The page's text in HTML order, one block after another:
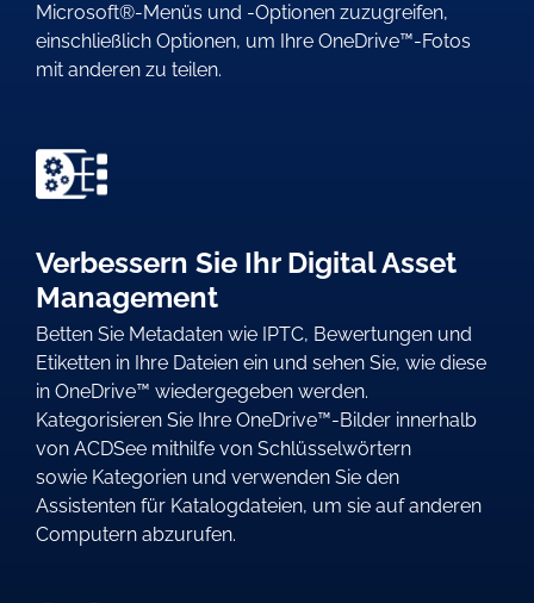
Microsoft®-Menüs und -Optionen zuzugreifen,
einschließlich Optionen, um Ihre OneDrive™-Fotos
mit anderen zu teilen.
Verbessern Sie Ihr Digital Asset
Management
Betten Sie Metadaten wie IPTC, Bewertungen und
Etiketten in Ihre Dateien ein und sehen Sie, wie diese
in OneDrive™ wiedergegeben werden.
Kategorisieren Sie Ihre OneDrive™-Bilder innerhalb
von ACDSee mithilfe von Schlüsselwörtern
sowie Kategorien und verwenden Sie den
Assistenten für Katalogdateien, um sie auf anderen
Computern abzurufen.